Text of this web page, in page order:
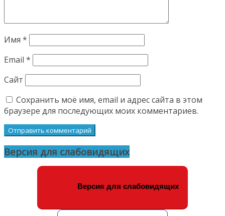
Имя *
Email *
Сайт
Сохранить моё имя, email и адрес сайта в этом
браузере для последующих моих комментариев.
Версия для слабовидящих
Версия для слабовидящих